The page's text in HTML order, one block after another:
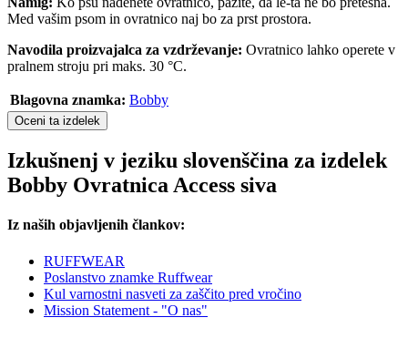
Med vašim psom in ovratnico naj bo za prst prostora.
Navodila proizvajalca za vzdrževanje: Ovratnico lahko operete v
pralnem stroju pri maks. 30 °C.
Blagovna znamka: Bobby
Oceni ta izdelek
Izkušnenj v jeziku slovenščina za izdelek
Bobby Ovratnica Access siva
Iz naših objavljenih člankov:
RUFFWEAR
Poslanstvo znamke Ruffwear
Kul varnostni nasveti za zaščito pred vročino
Mission Statement - "O nas"